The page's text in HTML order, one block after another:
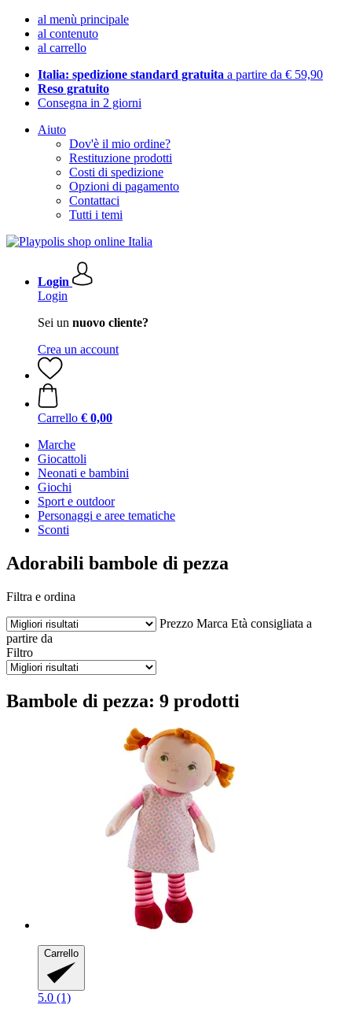
al menù principale
al contenuto
al carrello
Italia: spedizione standard gratuita a partire da € 59,90
Reso gratuito
Consegna in 2 giorni
Aiuto
Dov'è il mio ordine?
Restituzione prodotti
Costi di spedizione
Opzioni di pagamento
Contattaci
Tutti i temi
Login
Login
Sei un nuovo cliente?
Crea un account
Carrello € 0,00
Marche
Giocattoli
Neonati e bambini
Giochi
Sport e outdoor
Personaggi e aree tematiche
Sconti
Adorabili bambole di pezza
Filtra e ordina
Prezzo Marca Età consigliata a
partire da
Filtro
Bambole di pezza: 9 prodotti
Carrello
5.0 (1)